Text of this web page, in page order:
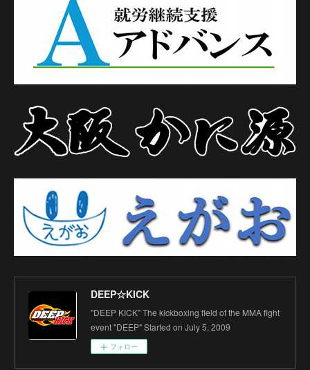
DEEP☆KICK
"DEEP KICK" The kickboxing field of the MMA fight
event "DEEP" Started on July 5, 2009
フォロー